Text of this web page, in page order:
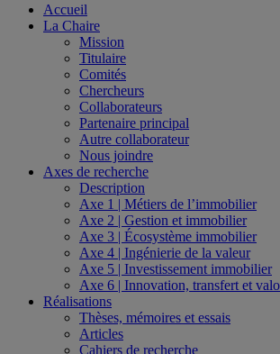
Accueil
La Chaire
Mission
Titulaire
Comités
Chercheurs
Collaborateurs
Partenaire principal
Autre collaborateur
Nous joindre
Axes de recherche
Description
Axe 1 | Métiers de l’immobilier
Axe 2 | Gestion et immobilier
Axe 3 | Écosystème immobilier
Axe 4 | Ingénierie de la valeur
Axe 5 | Investissement immobilier
Axe 6 | Innovation, transfert et
Réalisations
Thèses, mémoires et essais
Articles
Cahiers de recherche